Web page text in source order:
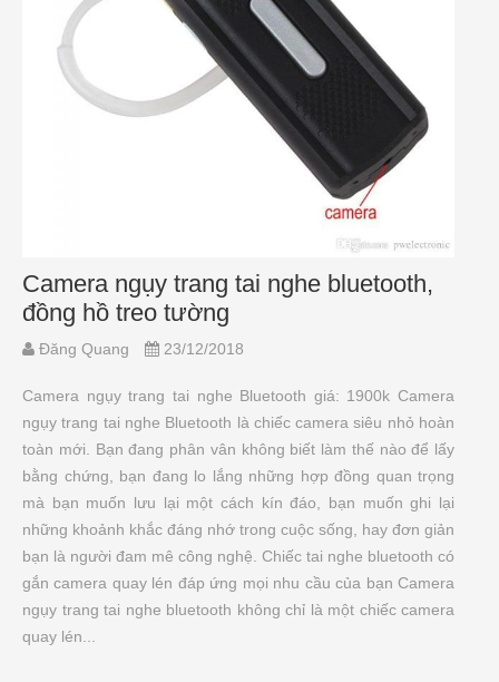
Camera ngụy trang tai nghe bluetooth,
đồng hồ treo tường
Đăng Quang 23/12/2018
Camera ngụy trang tai nghe Bluetooth giá: 1900k Camera
ngụy trang tai nghe Bluetooth là chiếc camera siêu nhỏ hoàn
toàn mới. Bạn đang phân vân không biết làm thế nào để lấy
bằng chứng, bạn đang lo lắng những hợp đồng quan trọng
mà bạn muốn lưu lại một cách kín đáo, bạn muốn ghi lại
những khoảnh khắc đáng nhớ trong cuộc sống, hay đơn giản
bạn là người đam mê công nghệ. Chiếc tai nghe bluetooth có
gắn camera quay lén đáp ứng mọi nhu cầu của bạn Camera
ngụy trang tai nghe bluetooth không chỉ là một chiếc camera
quay lén...